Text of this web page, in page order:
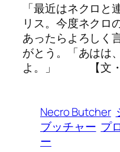
「最近はネクロと
リス。今度ネクロ
あったらよろしく
がとう。「あはは
よ。」 【文・
Necro Butcher
ブッチャー プ
ー